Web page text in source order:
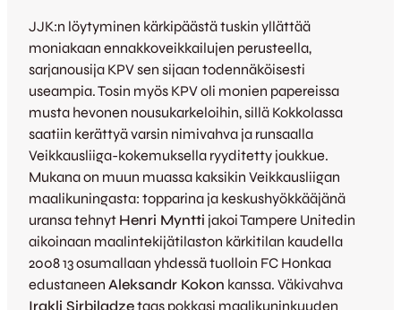
JJK:n löytyminen kärkipäästä tuskin yllättää
moniakaan ennakkoveikkailujen perusteella,
sarjanousija KPV sen sijaan todennäköisesti
useampia. Tosin myös KPV oli monien papereissa
musta hevonen nousukarkeloihin, sillä Kokkolassa
saatiin kerättyä varsin nimivahva ja runsaalla
Veikkausliiga-kokemuksella ryyditetty joukkue.
Mukana on muun muassa kaksikin Veikkausliigan
maalikuningasta: topparina ja keskushyökkääjänä
uransa tehnyt Henri Myntti jakoi Tampere Unitedin
aikoinaan maalintekijätilaston kärkitilan kaudella
2008 13 osumallaan yhdessä tuolloin FC Honkaa
edustaneen Aleksandr Kokon kanssa. Väkivahva
Irakli Sirbiladzetaas pokkasi maalikuninkuuden